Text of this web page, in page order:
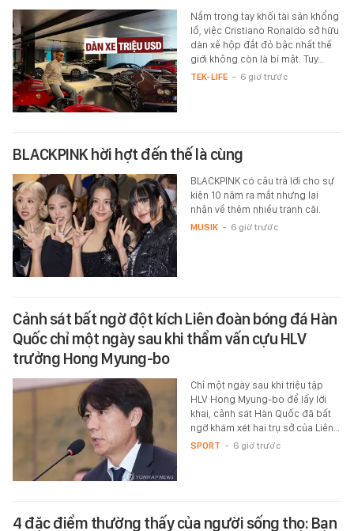
Nắm trong tay khối tài sản khổng
lồ, việc Cristiano Ronaldo sở hữu
dàn xế hộp đắt đỏ bậc nhất thế
giới không còn là bí mật. Tuy…
TEK-LIFE - 6 giờ trước
BLACKPINK hời hợt đến thế là cùng
BLACKPINK có câu trả lời cho sự
kiện 10 năm ra mắt nhưng lại
nhận về thêm nhiều tranh cãi.
MUSIK - 6 giờ trước
Cảnh sát bất ngờ đột kích Liên đoàn bóng đá Hàn
Quốc chỉ một ngày sau khi thẩm vấn cựu HLV
trưởng Hong Myung-bo
Chỉ một ngày sau khi triệu tập
HLV Hong Myung-bo để lấy lời
khai, cảnh sát Hàn Quốc đã bất
ngờ khám xét hai trụ sở của Liên…
SPORT - 6 giờ trước
4 đặc điểm thường thấy của người sống thọ: Bạn